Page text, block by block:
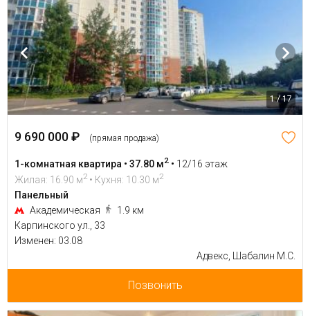
1 / 17
9 690 000 ₽ (прямая продажа)
1-комнатная квартира • 37.80 м2 • 12/16 этаж
Жилая: 16.90 м2 • Кухня: 10.30 м2
Панельный
Академическая
1.9 км
Карпинского ул., 33
Изменен: 03.08
Адвекс, Шабалин М.С.
Позвонить